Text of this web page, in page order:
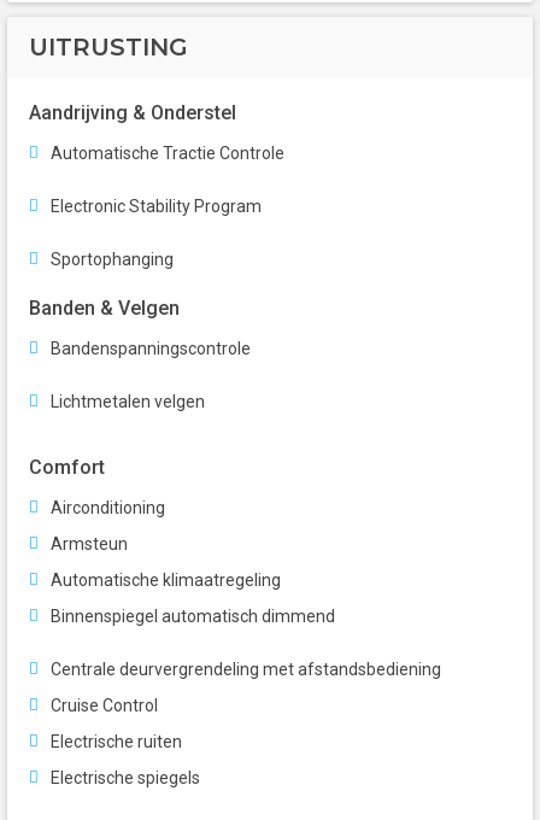
UITRUSTING
Aandrijving & Onderstel
Automatische Tractie Controle
Electronic Stability Program
Sportophanging
Banden & Velgen
Bandenspanningscontrole
Lichtmetalen velgen
Comfort
Airconditioning
Armsteun
Automatische klimaatregeling
Binnenspiegel automatisch dimmend
Centrale deurvergrendeling met afstandsbediening
Cruise Control
Electrische ruiten
Electrische spiegels